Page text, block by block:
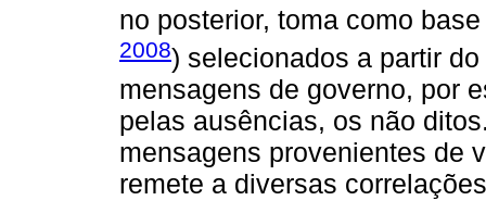
no posterior, toma como
2008) selecionados a partir
mensagens de governo, por
pelas ausências, os não
mensagens provenientes de
remete a diversas